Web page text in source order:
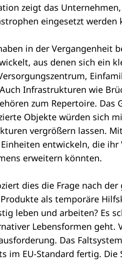
zeigt das
eingesetzt werden
in der Vergangenheit
aus denen sich ein
Infrastrukturen wie
zum Repertoire.
Objekte würden sich
vergrößern lassen.
entwickeln, die ihr
erweitern könnten.
dies die Frage nach
als temporäre
leben und arbeiten? Es
Lebensformen geht.
Das
im EU-Standard fertig.